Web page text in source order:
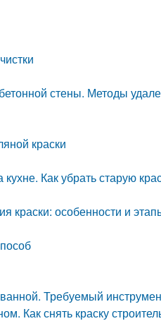
стены. Методы
краски
кухне. Как убрать старую
краски: особенности и
ванной. Требуемый
Как снять краску